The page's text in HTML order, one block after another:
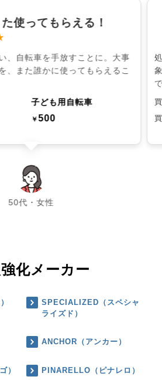
使ってもらえる！
、自転車を手放すことに。大事
、また誰かに使ってもらえるこ
子ども用自転車
￥500
50代・女性
chevron_left chevron_right
化メーカー
SPECIALIZED（スペシャ
ライズド）
ANCHOR（アンカー）
） PINARELLO（ピナレロ）